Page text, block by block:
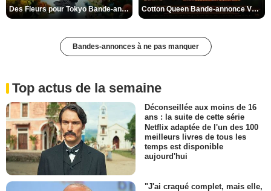
Des Fleurs pour Tokyo Bande-annonce VO STFR Cotton Queen Bande-annonce VO STFR
Bandes-annonces à ne pas manquer
Top actus de la semaine
Déconseillée aux moins de 16
ans : la suite de cette série
Netflix adaptée de l'un des 100
meilleurs livres de tous les
temps est disponible
aujourd'hui
"J'ai craqué complet, mais elle,